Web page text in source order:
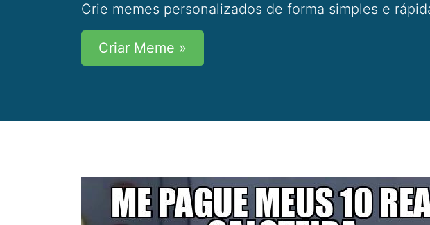
Crie memes personalizados de forma simples e
Criar Meme »